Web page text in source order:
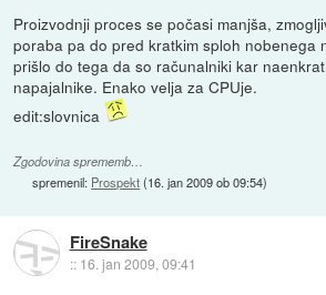
Proizvodnji proces se počasi manjša,
poraba pa do pred kratkim sploh nobenega
prišlo do tega da so računalniki kar
napajalnike. Enako velja za CPUje.
edit:slovnica
Zgodovina sprememb…
spremenil: Prospekt(16. jan 2009 ob 09:54)
FireSnake
:: 16. jan 2009, 09:41